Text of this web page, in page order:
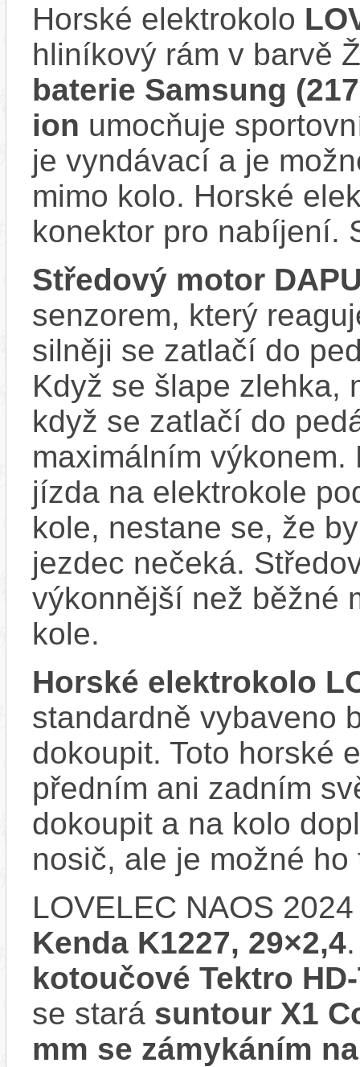
Horské elektrokolo
hliníkový rám v barvě
baterie Samsung
ion umocňuje
je vyndávací a je
mimo kolo. Horské
konektor pro nabíjení.
Středový motor
senzorem, který
silněji se zatlačí do
Když se šlape zlehka,
když se zatlačí do
maximálním
jízda na elektrokole
kole, nestane se, že
jezdec nečeká.
výkonnější než běžné
kole.
Horské elektrokolo
standardně vybaveno
dokoupit. Toto horské
předním ani zadním
dokoupit a na kolo
nosič, ale je možné
LOVELEC NAOS
Kenda K1227, 29×2,4
kotoučové Tektro
se stará suntour X1
mm se zámykáním